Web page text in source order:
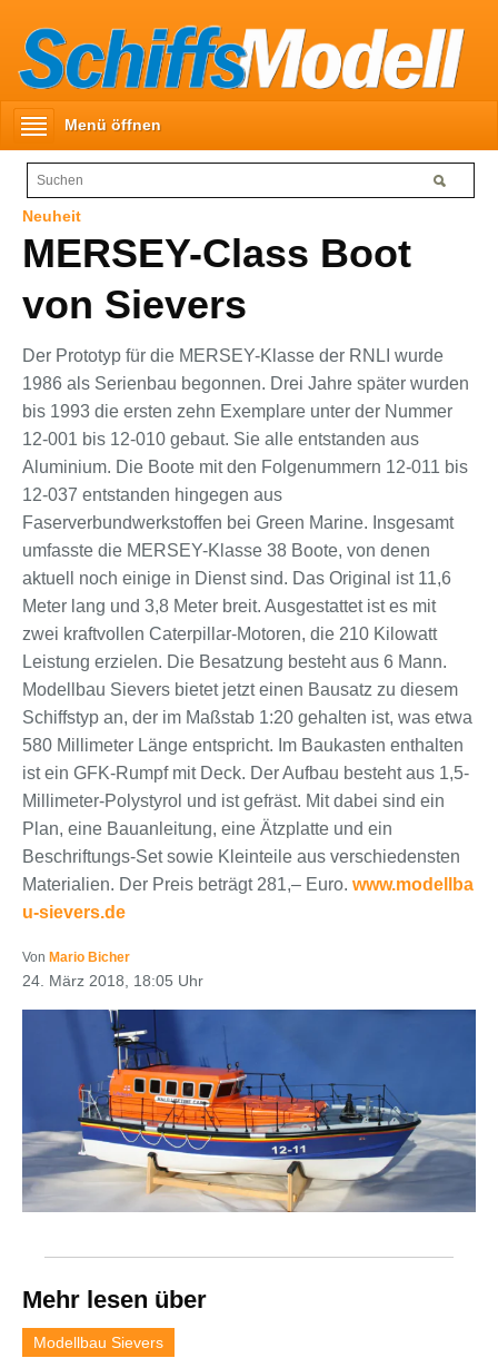
Menü öffnen
Neuheit
MERSEY-Class Boot
von Sievers
Der Prototyp für die MERSEY-Klasse der RNLI wurde
1986 als Serienbau begonnen. Drei Jahre später wurden
bis 1993 die ersten zehn Exemplare unter der Nummer
12-001 bis 12-010 gebaut. Sie alle entstanden aus
Aluminium. Die Boote mit den Folgenummern 12-011 bis
12-037 entstanden hingegen aus
Faserverbundwerkstoffen bei Green Marine. Insgesamt
umfasste die MERSEY-Klasse 38 Boote, von denen
aktuell noch einige in Dienst sind. Das Original ist 11,6
Meter lang und 3,8 Meter breit. Ausgestattet ist es mit
zwei kraftvollen Caterpillar-Motoren, die 210 Kilowatt
Leistung erzielen. Die Besatzung besteht aus 6 Mann.
Modellbau Sievers bietet jetzt einen Bausatz zu diesem
Schiffstyp an, der im Maßstab 1:20 gehalten ist, was etwa
580 Millimeter Länge entspricht. Im Baukasten enthalten
ist ein GFK-Rumpf mit Deck. Der Aufbau besteht aus 1,5-
Millimeter-Polystyrol und ist gefräst. Mit dabei sind ein
Plan, eine Bauanleitung, eine Ätzplatte und ein
Beschriftungs-Set sowie Kleinteile aus verschiedensten
Materialien. Der Preis beträgt 281,– Euro. www.modellba
u-sievers.de
Von Mario Bicher
24. März 2018, 18:05 Uhr
Mehr lesen über
Modellbau Sievers